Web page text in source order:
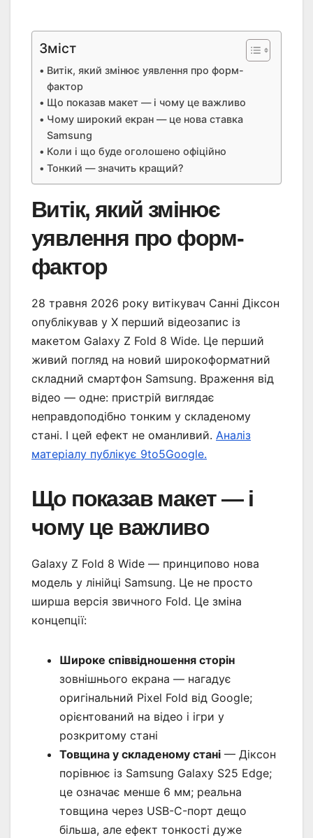
Зміст
Витік, який змінює уявлення про форм-
фактор
Що показав макет — і чому це важливо
Чому широкий екран — це нова ставка
Samsung
Коли і що буде оголошено офіційно
Тонкий — значить кращий?
Витік, який змінює
уявлення про форм-
фактор
28 травня 2026 року витікувач Санні Діксон
опублікував у X перший відеозапис із
макетом Galaxy Z Fold 8 Wide. Це перший
живий погляд на новий широкоформатний
складний смартфон Samsung. Враження від
відео — одне: пристрій виглядає
неправдоподібно тонким у складеному
стані. І цей ефект не оманливий. Аналіз
матеріалу публікує 9to5Google.
Що показав макет — і
чому це важливо
Galaxy Z Fold 8 Wide — принципово нова
модель у лінійці Samsung. Це не просто
ширша версія звичного Fold. Це зміна
концепції:
Широке співвідношення сторін
зовнішнього екрана — нагадує
оригінальний Pixel Fold від Google;
орієнтований на відео і ігри у
розкритому стані
Товщина у складеному стані — Діксон
порівнює із Samsung Galaxy S25 Edge;
це означає менше 6 мм; реальна
товщина через USB-C-порт дещо
більша, але ефект тонкості дуже